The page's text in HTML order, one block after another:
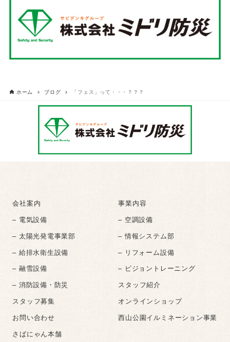
ホーム ブログ 「フェス」って・・・？？？
会社案内
事業内容
– 電気設備
– 空調設備
– 太陽光発電事業部
– 情報システム部
– 給排水衛生設備
– リフォーム設備
– 融雪設備
– ビジョントレーニング
– 消防設備・防災
スタッフ紹介
スタッフ募集
オンラインショップ
お問い合わせ
西山公園イルミネーション事業
さばにゃん本舗